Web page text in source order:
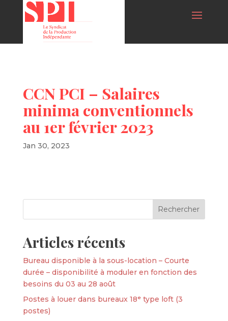
CCN PCI – Salaires
minima conventionnels
au 1er février 2023
Jan 30, 2023
Articles récents
Bureau disponible à la sous-location – Courte
durée – disponibilité à moduler en fonction des
besoins du 03 au 28 août
Postes à louer dans bureaux 18ᵉ type loft (3
postes)